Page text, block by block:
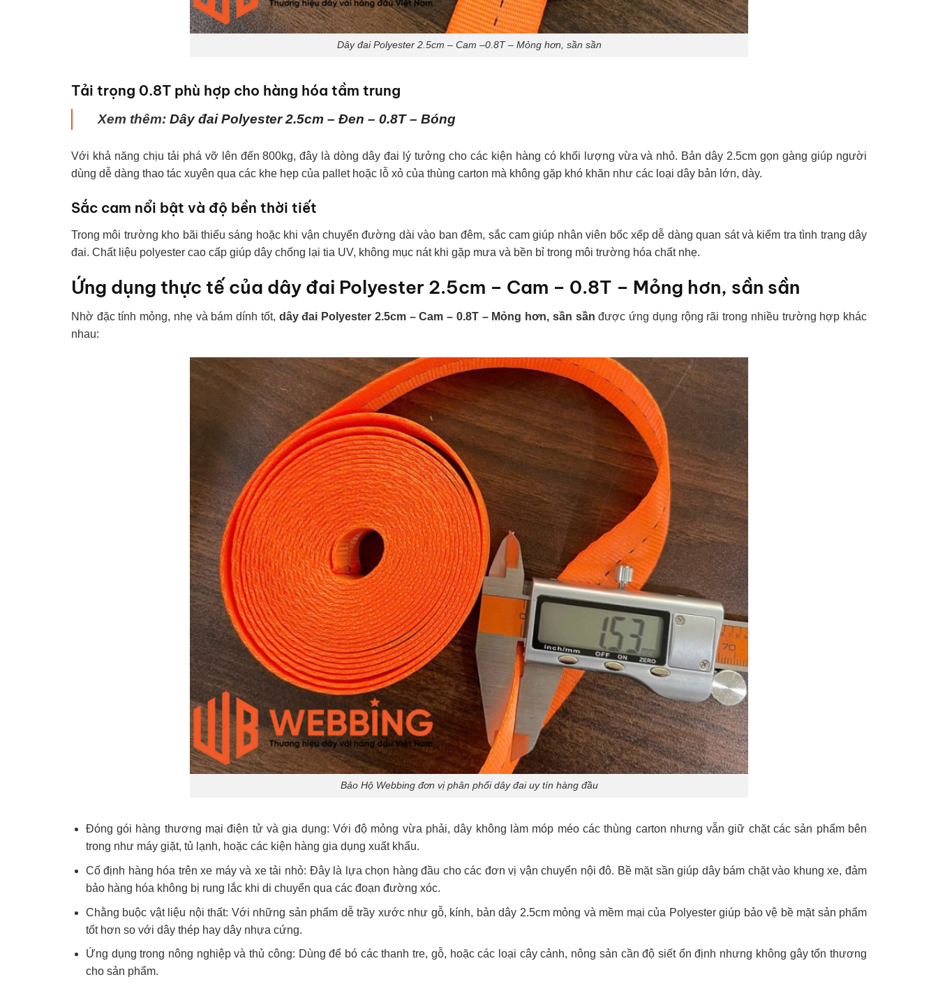
Dây đai Polyester 2.5cm – Cam –0.8T – Mỏng hơn, sần sần
Tải trọng 0.8T phù hợp cho hàng hóa tầm trung
Xem thêm: Dây đai Polyester 2.5cm – Đen – 0.8T – Bóng
Với khả năng chịu tải phá vỡ lên đến 800kg, đây là dòng dây đai lý tưởng cho các kiện hàng có khối lượng vừa và nhỏ. Bản dây 2.5cm gọn gàng giúp người
dùng dễ dàng thao tác xuyên qua các khe hẹp của pallet hoặc lỗ xỏ của thùng carton mà không gặp khó khăn như các loại dây bản lớn, dày.
Sắc cam nổi bật và độ bền thời tiết
Trong môi trường kho bãi thiếu sáng hoặc khi vận chuyển đường dài vào ban đêm, sắc cam giúp nhân viên bốc xếp dễ dàng quan sát và kiểm tra tình trạng dây
đai. Chất liệu polyester cao cấp giúp dây chống lại tia UV, không mục nát khi gặp mưa và bền bỉ trong môi trường hóa chất nhẹ.
Ứng dụng thực tế của dây đai Polyester 2.5cm – Cam – 0.8T – Mỏng hơn, sần sần
Nhờ đặc tính mỏng, nhẹ và bám dính tốt, dây đai Polyester 2.5cm – Cam – 0.8T – Mỏng hơn, sần sần được ứng dụng rộng rãi trong nhiều trường hợp khác
nhau:
Bảo Hộ Webbing đơn vị phân phối dây đai uy tín hàng đầu
Đóng gói hàng thương mại điện tử và gia dụng: Với độ mỏng vừa phải, dây không làm móp méo các thùng carton nhưng vẫn giữ chặt các sản phẩm bên
trong như máy giặt, tủ lạnh, hoặc các kiện hàng gia dụng xuất khẩu.
Cố định hàng hóa trên xe máy và xe tải nhỏ: Đây là lựa chọn hàng đầu cho các đơn vị vận chuyển nội đô. Bề mặt sần giúp dây bám chặt vào khung xe, đảm
bảo hàng hóa không bị rung lắc khi di chuyển qua các đoạn đường xóc.
Chằng buộc vật liệu nội thất: Với những sản phẩm dễ trầy xước như gỗ, kính, bản dây 2.5cm mỏng và mềm mại của Polyester giúp bảo vệ bề mặt sản phẩm
tốt hơn so với dây thép hay dây nhựa cứng.
Ứng dụng trong nông nghiệp và thủ công: Dùng để bó các thanh tre, gỗ, hoặc các loại cây cảnh, nông sản cần độ siết ổn định nhưng không gây tổn thương
cho sản phẩm.